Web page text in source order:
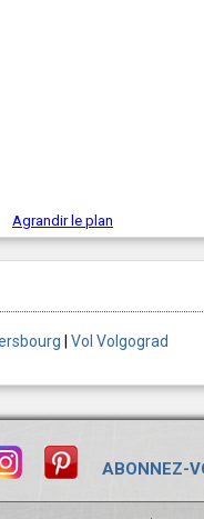
Agrandir le plan
Vol Volgograd
ABONNEZ-